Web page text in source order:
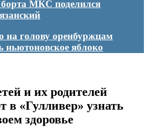
борта МКС поделился
на голову оренбуржцам
ньютоновское яблоко
и их родителей
в «Гулливер» узнать
здоровье